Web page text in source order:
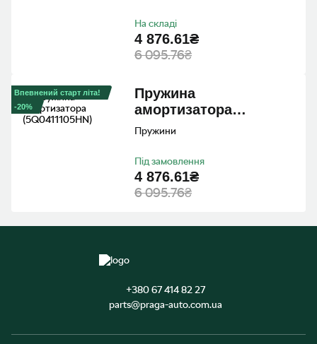
4 876.61₴
6 095.76₴
На складі
Впевнений старт літа!
-20%
Пружина
амортизатора
(5Q0411105HN)
Пружини
4 876.61₴
6 095.76₴
Під замовлення
+380 67 414 82 27
parts@praga-auto.com.ua